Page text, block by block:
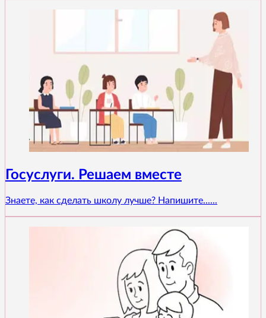
Госуслуги. Решаем вместе
Знаете, как сделать школу лучше? Напишите......